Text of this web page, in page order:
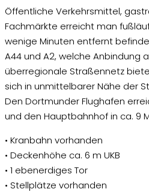
Öffentliche Verkehrsmittel,
Fachmärkte erreicht man
wenige Minuten entfernt
A44 und A2, welche Anbindung
überregionale Straßennetz
sich in unmittelbarer Nähe der
Den Dortmunder Flughafen
und den Hauptbahnhof in ca. 9
• Kranbahn vorhanden
• Deckenhöhe ca. 6 m UKB
• 1 ebenerdiges Tor
• Stellplätze vorhanden